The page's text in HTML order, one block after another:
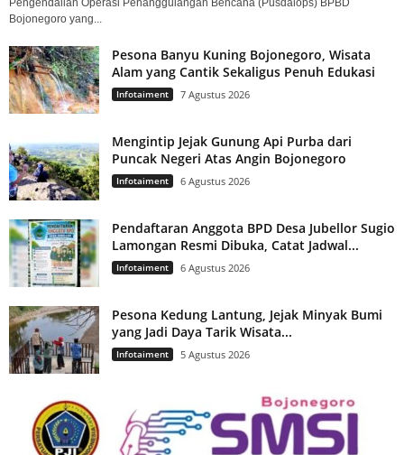
Pengendalian Operasi Penanggulangan Bencana (Pusdalops) BPBD
Bojonegoro yang...
Pesona Banyu Kuning Bojonegoro, Wisata
Alam yang Cantik Sekaligus Penuh Edukasi
Infotaiment 7 Agustus 2026
Mengintip Jejak Gunung Api Purba dari
Puncak Negeri Atas Angin Bojonegoro
Infotaiment 6 Agustus 2026
Pendaftaran Anggota BPD Desa Jubellor Sugio
Lamongan Resmi Dibuka, Catat Jadwal...
Infotaiment 6 Agustus 2026
Pesona Kedung Lantung, Jejak Minyak Bumi
yang Jadi Daya Tarik Wisata...
Infotaiment 5 Agustus 2026